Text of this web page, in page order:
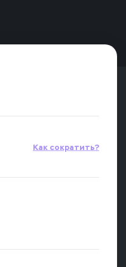
Как сократить?